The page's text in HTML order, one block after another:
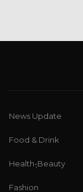
News Update
Food & Drink
Health-ฺBeauty
Fashion